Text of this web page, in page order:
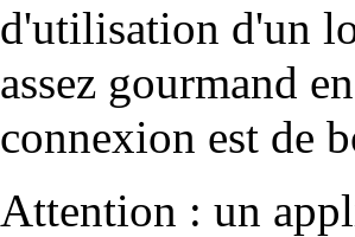
d'utilisation d'un
assez gourmand
connexion est de
Attention : un